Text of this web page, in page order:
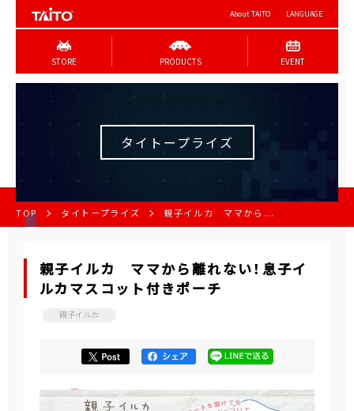
About TAITO LANGUAGE
STORE PRODUCTS EVENT
タイトープライズ
TOP タイトープライズ 親子イルカ ママから...
親子イルカ ママから離れない！息子イ
ルカマスコット付きポーチ
親子イルカ